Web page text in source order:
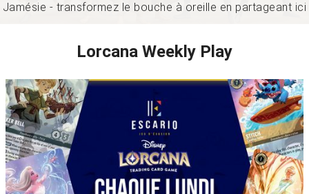
Jamésie - transformez le bouche à oreille en partageant ici
Lorcana Weekly Play